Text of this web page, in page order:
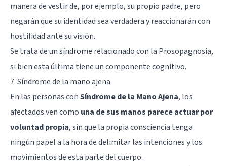
manera de vestir de, por ejemplo, su propio padre, pero
negarán que su identidad sea verdadera y reaccionarán con
hostilidad ante su visión.
Se trata de un síndrome relacionado con la Prosopagnosia,
si bien esta última tiene un componente cognitivo.
7. Síndrome de la mano ajena
En las personas conSíndrome de la Mano Ajena, los
afectados ven como una de sus manos parece actuar por
voluntad propia, sin que la propia consciencia tenga
ningún papel a la hora de delimitar las intenciones y los
movimientos de esta parte del cuerpo.